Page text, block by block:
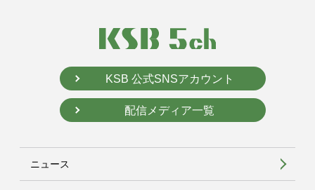
KSB 公式SNSアカウント
配信メディア一覧
ニュース